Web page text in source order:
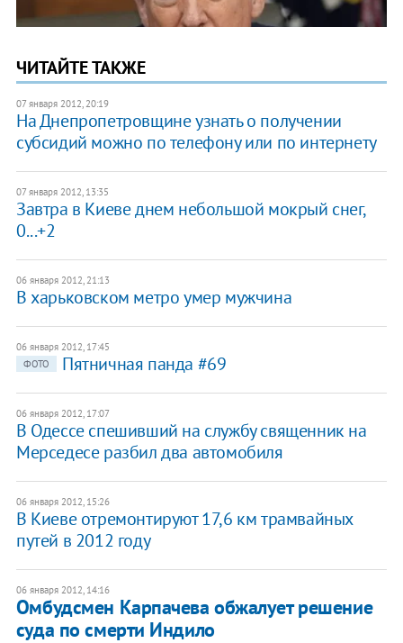
ЧИТАЙТЕ ТАКЖЕ
07 января 2012, 20:19
На Днепропетровщине узнать о получении
субсидий можно по телефону или по интернету
07 января 2012, 13:35
Завтра в Киеве днем небольшой мокрый снег,
0...+2
06 января 2012, 21:13
В харьковском метро умер мужчина
06 января 2012, 17:45
ФОТО
Пятничная панда #69
06 января 2012, 17:07
В Одессе спешивший на службу священник на
Мерседесе разбил два автомобиля
06 января 2012, 15:26
В Киеве отремонтируют 17,6 км трамвайных
путей в 2012 году
06 января 2012, 14:16
Омбудсмен Карпачева обжалует решение
суда по смерти Индило